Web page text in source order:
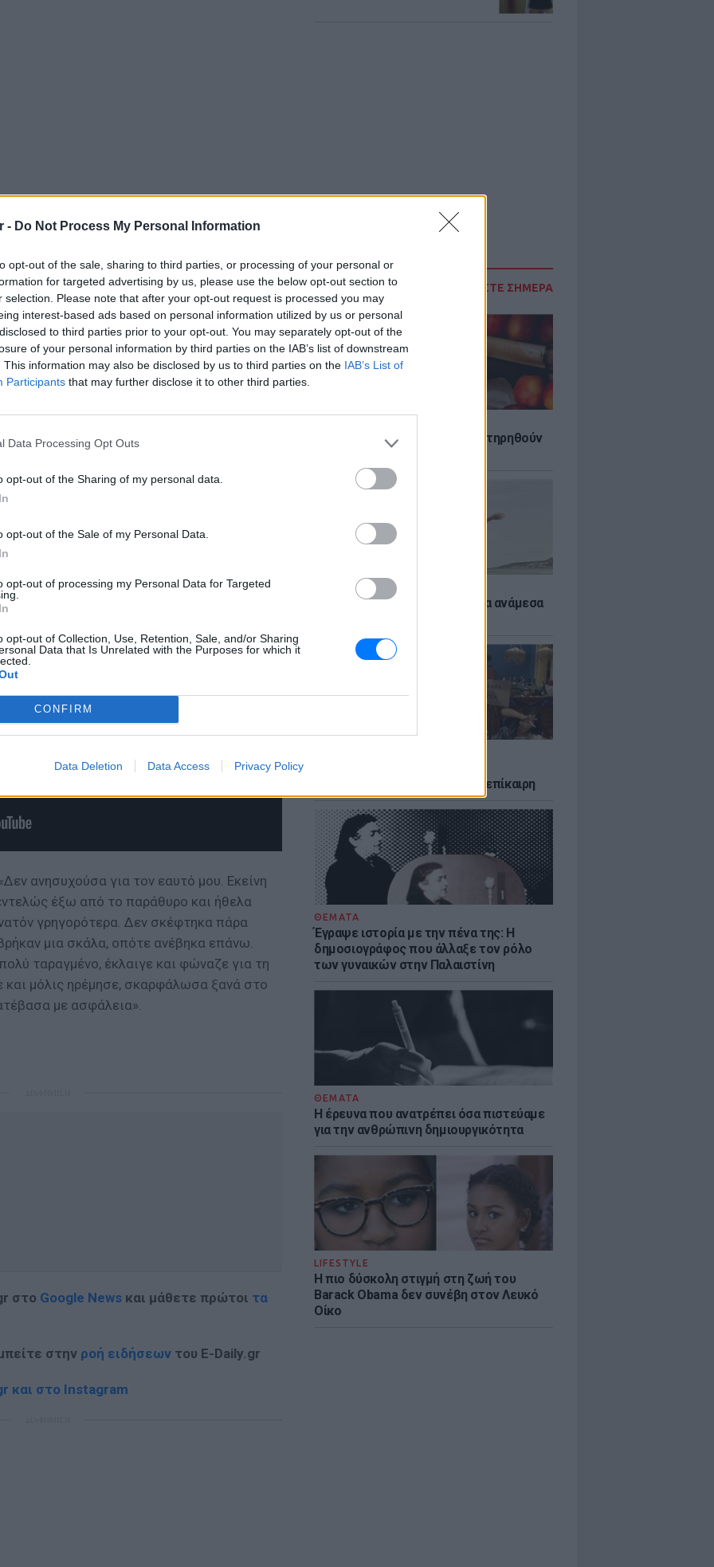
- Do Not Process My Personal Information
opt-out of the sale, sharing to third parties, or processing of your personal or
for targeted advertising by us, please use the below opt-out section to
selection. Please note that after your opt-out request is processed you may
interest-based ads based on personal information utilized by us or personal
to third parties prior to your opt-out. You may separately opt-out of the
of your personal information by third parties on the IAB’s list of downstream
This information may also be disclosed by us to third parties on the IAB’s List of
Participants that may further disclose it to other third parties.
Data Processing Opt Outs
opt-out of the Sharing of my personal data.
opt-out of the Sale of my Personal Data.
opt-out of processing my Personal Data for Targeted
opt-out of Collection, Use, Retention, Sale, and/or Sharing
Data that Is Unrelated with the Purposes for which it
CONFIRM
Data Deletion Data Access Privacy Policy
ΔΙΑΒΑΣΤΕ ΣΗΜΕΡΑ
6 φρούτα που μπορουν να διατηρηθούν
Πώς να αποφύγεις το σύγκαμα ανάμεσα
νεοπλουτισμό και παραμένει επίκαιρη
ΘΕΜΑΤΑ
Έγραψε ιστορία με την πένα της: Η
δημοσιογράφος που άλλαξε τον ρόλο
των γυναικών στην Παλαιστίνη
ΘΕΜΑΤΑ
Η έρευνα που ανατρέπει όσα πιστεύαμε
για την ανθρώπινη δημιουργικότητα
LIFESTYLE
Η πιο δύσκολη στιγμή στη ζωή του
Barack Obama δεν συνέβη στον Λευκό
Οίκο
γείτονα ο οποίος αναρριχήθηκε
το παιδί. Όπως φαίνεται στο
στην πρόσοψη του κτιρίου για να
4-5 ετών.
πολίτες έχουν στήσει ένα αυτοσχέδιο
που ο άνδρας δεν καταφέρει να πιάσει το
κατάφεραν να την απελευθερώσουν και
από το παράθυρο με ασφάλεια, χωρίς
ήταν ένας από τους άνδρες που
μέσα ενημέρωσης ότι η επιχείρηση
λεπτά. Οι γονείς φέρονται να είχαν βγει
του στο σπίτι.
ανησυχούσα για τον εαυτό μου. Εκείνη
έξω από το παράθυρο και ήθελα
γρηγορότερα. Δεν σκέφτηκα πάρα
μια σκάλα, οπότε ανέβηκα επάνω.
ταραγμένο, έκλαιγε και φώναζε για τη
και μόλις ηρέμησε, σκαρφάλωσα ξανά στο
με ασφάλεια».
στο Google News και μάθετε πρώτοι τα
στην ροή ειδήσεων του E-Daily.gr
και στο Instagram